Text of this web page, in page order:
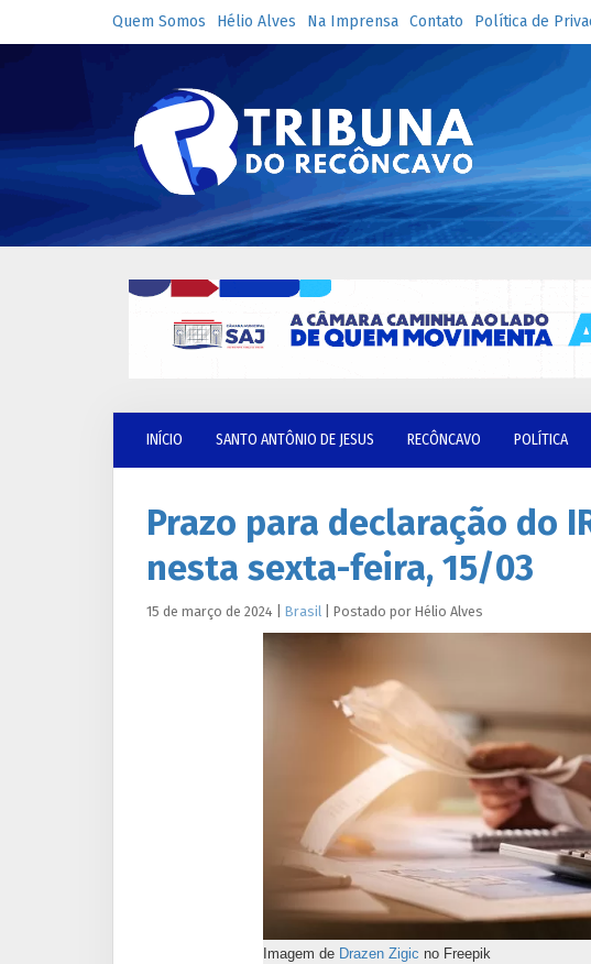
Quem Somos Hélio Alves Na Imprensa Contato Política de
INÍCIO SANTO ANTÔNIO DE JESUS RECÔNCAVO POLÍTICA
Prazo para declaração do
nesta sexta-feira, 15/03
15 de março de 2024 Brasil Postado por Hélio Alves
Imagem de Drazen Zigic no Freepik